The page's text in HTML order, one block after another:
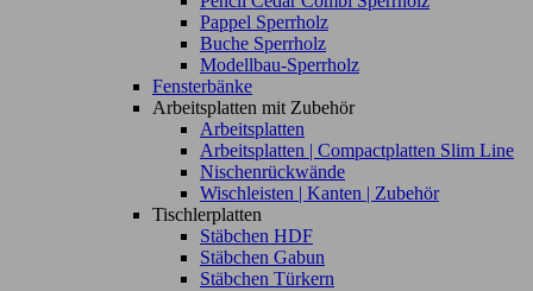
Pappel Sperrholz
Buche Sperrholz
Modellbau-Sperrholz
Fensterbänke
Arbeitsplatten mit Zubehör
Arbeitsplatten
Arbeitsplatten | Compactplatten Slim Line
Nischenrückwände
Wischleisten | Kanten | Zubehör
Tischlerplatten
Stäbchen HDF
Stäbchen Gabun
Stäbchen Türkern